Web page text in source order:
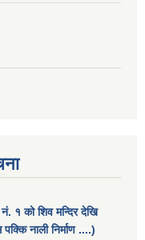
१ को शिव मन्दिर देखि
नाली निर्माण ....)